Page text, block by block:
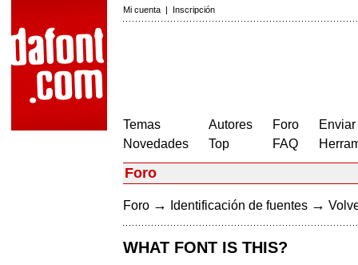
Mi cuenta | Inscripción
Temas
Novedades
Autores
Top
Foro
FAQ
Foro
Foro → Identificación de fuentes →
WHAT FONT IS THIS?